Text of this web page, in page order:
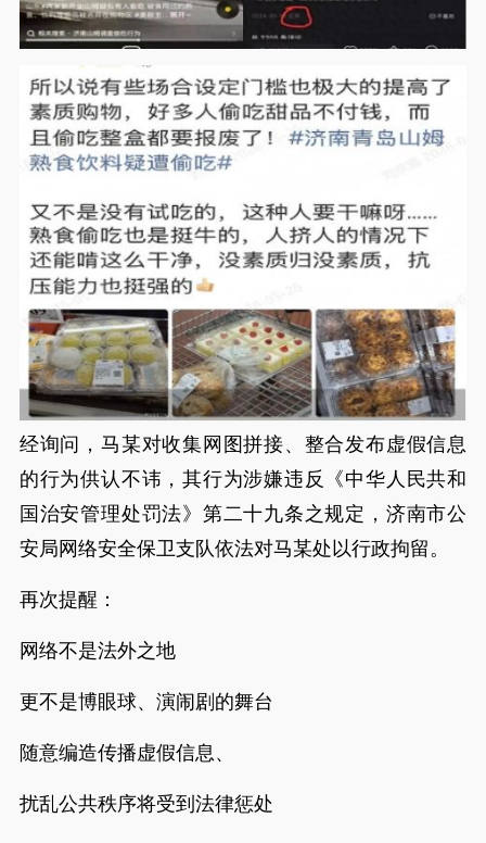
经询问，马某对收集网图拼接、整合发布虚假信息
的行为供认不讳，其行为涉嫌违反《中华人民共和
国治安管理处罚法》第二十九条之规定，济南市公
安局网络安全保卫支队依法对马某处以行政拘留。
再次提醒：
网络不是法外之地
更不是博眼球、演闹剧的舞台
随意编造传播虚假信息、
扰乱公共秩序将受到法律惩处